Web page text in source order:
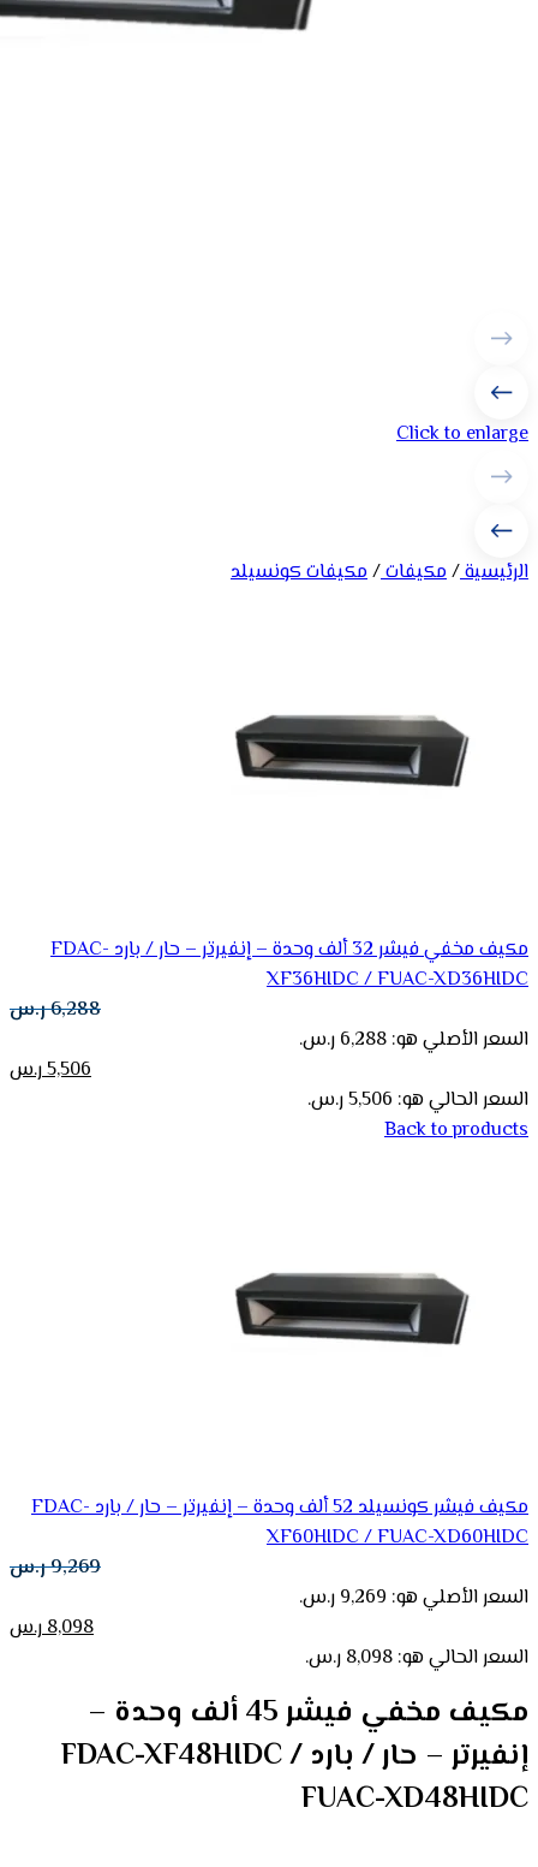
Click to enlarge
الرئيسية/مكيفات/مكيفات كونسيلد
مكيف مخفي فيشر 32 ألف وحدة – إنفيرتر – حار / بارد FDAC-
XF36HIDC / FUAC-XD36HIDC
6,288ر.س
السعر الأصلي هو: 6,288 ر.س.
5,506ر.س
السعر الحالي هو: 5,506 ر.س.
Back to products
مكيف فيشر كونسيلد 52 ألف وحدة – إنفيرتر – حار / بارد FDAC-
XF60HIDC / FUAC-XD60HIDC
9,269ر.س
السعر الأصلي هو: 9,269 ر.س.
8,098ر.س
السعر الحالي هو: 8,098 ر.س.
مكيف مخفي فيشر 45 ألف وحدة –
إنفيرتر – حار / بارد FDAC-XF48HIDC /
FUAC-XD48HIDC